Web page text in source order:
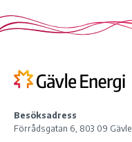
Besöksadress
Förrådsgatan 6, 803 09 Gävle